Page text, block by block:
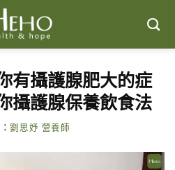
有攝護腺肥大的症
攝護腺保養飲食法
劉思妤 營養師